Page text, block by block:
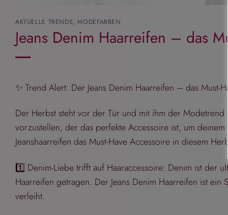
AKTUELLE TRENDS,MODEFARBEN
Jeans Denim Haarreifen – das
✨ Trend Alert: Der Jeans Denim Haarreifen – das
Der Herbst steht vor der Tür und mit ihm der
vorzustellen, der das perfekte Accessoire ist, um
Jeanshaarreifen das Must-Have Accessoire in diesem
1️⃣ Denim-Liebe trifft auf Haaraccessoire: Denim ist der
Haarreifen getragen. Der Jeans Denim Haarreifen ist
verleiht.